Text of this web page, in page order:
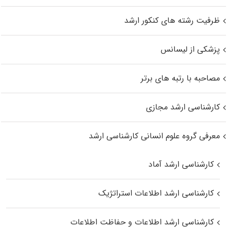
ظرفیت رشته های کنکور ارشد
پزشکی از لیسانس
مصاحبه با رتبه های برتر
کارشناسی ارشد مجازی
معرفی گروه علوم انسانی کارشناسی ارشد
کارشناسی ارشد آماد
کارشناسی ارشد اطلاعات استراتژیک
کارشناسی ارشد اطلاعات و حفاظت اطلاعات